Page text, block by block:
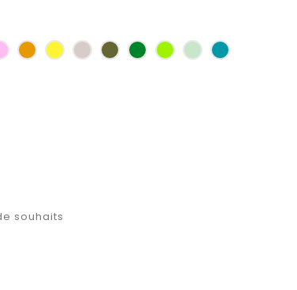
RoseJaune
d'or
jauneFicelleKaki Vert
bouteille
Anis Vert
d'eau
Turquoise
souhaits